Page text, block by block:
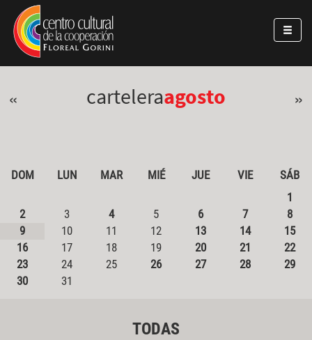
Pasar al contenido principal
Jump to main content
« carteleraagosto »
DOM LUN MAR MIÉ JUE VIE
SÁB
1
2
3 4 5 6 7
8
9
10 11 12 13 14
15
16
17 18 19 20 21
22
23
24 25 26 27 28
29
30
31
TODAS